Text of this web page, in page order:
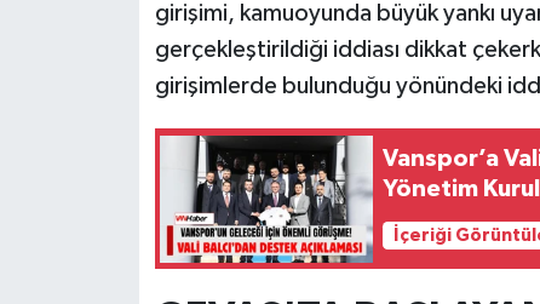
girişimi, kamuoyunda büyük yankı
gerçekleştirildiği iddiası dikkat
girişimlerde bulunduğu yönündeki
Vanspor’a
Yönetim
İçeriği